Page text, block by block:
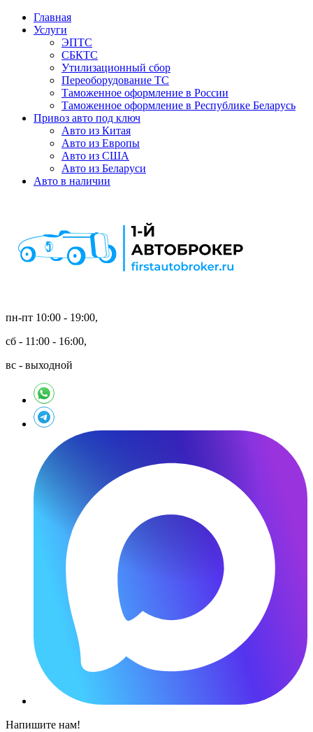
Главная
Услуги
ЭПТС
СБКТС
Утилизационный сбор
Переоборудование ТС
Таможенное оформление в России
Таможенное оформление в Республике Беларусь
Привоз авто под ключ
Авто из Китая
Авто из Европы
Авто из США
Авто из Беларуси
Авто в наличии
пн-пт 10:00 - 19:00,
сб - 11:00 - 16:00,
вс - выходной
Напишите нам!